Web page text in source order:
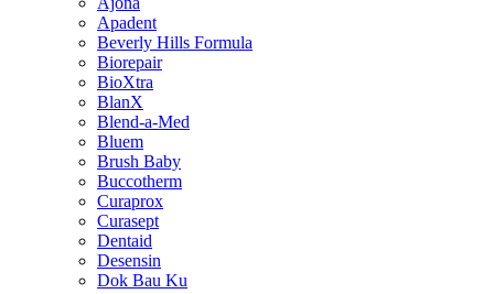
Apadent
Beverly Hills Formula
Biorepair
BioXtra
BlanX
Blend-a-Med
Bluem
Brush Baby
Buccotherm
Curaprox
Curasept
Dentaid
Desensin
Dok Bau Ku